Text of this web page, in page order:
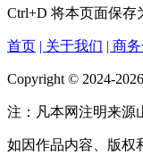
Ctrl+D 将本页面保存
首页 | 关于我们 | 商
Copyright © 2024-
注：凡本网注明来源
如因作品内容、版权